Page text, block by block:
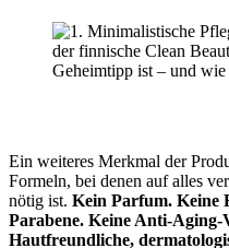
Ein weiteres Merkmal der
Formeln, bei denen auf alles
nötig ist. Kein Parfum. Keine
Parabene. Keine Anti-
Hautfreundliche,